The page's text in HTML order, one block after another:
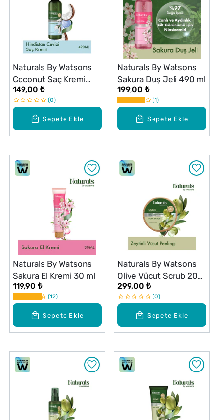
Sepete Ekle
Naturals By Watsons
Coconut Saç Kremi
490 ml
149,00 ₺
0
Sepete Ekle
Naturals By Watsons
Sakura Duş Jeli 490 ml
199,00 ₺
1
Sepete Ekle
Naturals By Watsons
Sakura El Kremi 30 ml
119,90 ₺
12
Sepete Ekle
Naturals By Watsons
Olive Vücut Scrub 200
g
299,00 ₺
0